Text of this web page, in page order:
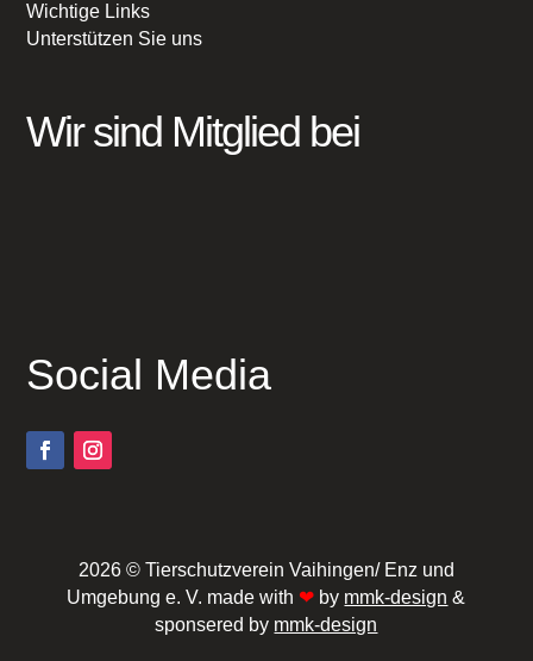
Wichtige Links
Unterstützen Sie uns
Wir sind Mitglied bei
Social Media
2026 © Tierschutzverein Vaihingen/ Enz und
Umgebung e. V. made with ❤ by mmk-design &
sponsered by mmk-design